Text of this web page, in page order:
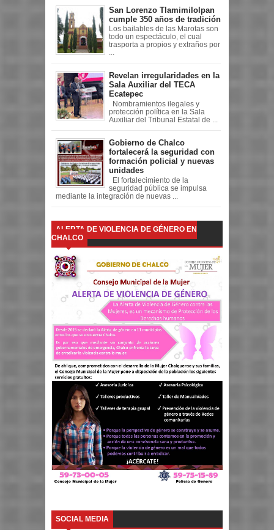
San Lorenzo Tlamimilolpan
cumple 350 años de tradición
Los bailables de las Marotas son
todo un espectáculo, el cual
trasporta a propios y extraños por
Revelan irregularidades en la
Sala Auxiliar del TECA
Ecatepec
Nombramientos ilegales y
protección política en la Sala
Auxiliar del Tribunal Estatal de ...
Gobierno de Chalco
fortalecerá la seguridad con
formación policial y nuevas
unidades
El fortalecimiento de la
seguridad pública se impulsa
mediante la integración de nuevas ...
ALERTA DE VIOLENCIA DE GÉNERO EN
CHALCO
SOCIAL MEDIA